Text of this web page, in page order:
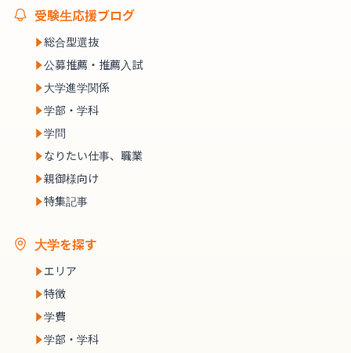
受験生応援ブログ
総合型選抜
公募推薦・推薦入試
大学進学関係
学部・学科
学問
なりたい仕事、職業
親御様向け
特集記事
大学を探す
エリア
特徴
学費
学部・学科